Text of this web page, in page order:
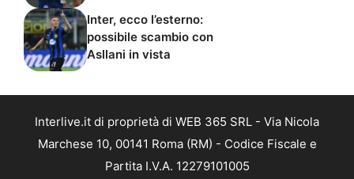
Inter, ecco l’esterno:
possibile scambio con
Asllani in vista
Interlive.it di proprietà di WEB 365 SRL - Via Nicola
Marchese 10, 00141 Roma (RM) - Codice Fiscale e
Partita I.V.A. 12279101005